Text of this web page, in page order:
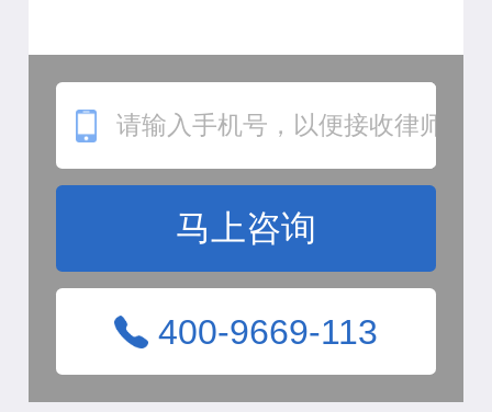
马上咨询
400-9669-113